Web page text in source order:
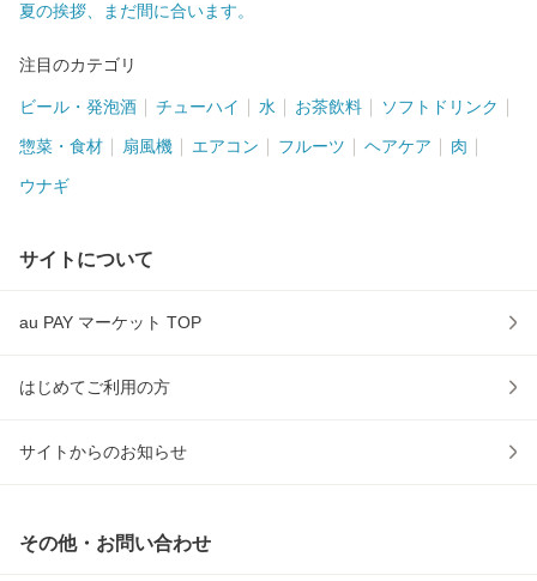
夏の挨拶、まだ間に合います。
注目のカテゴリ
ビール・発泡酒 チューハイ 水 お茶飲料 ソフトドリンク
惣菜・食材 扇風機 エアコン フルーツ ヘアケア 肉
ウナギ
サイトについて
au PAY マーケット TOP
はじめてご利用の方
サイトからのお知らせ
その他・お問い合わせ